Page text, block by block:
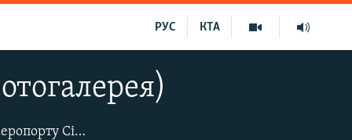
КТА
РУС
Село Укромне, площа Возз'єднання, 1 – це офіційна адреса нового терміналу аеропорту Сімферополя. Пізно ввечері тут уже не так спекотно, як у денний час. І не метушливо. Пасажири в очікуванні своїх рейсів проводять час пере фонтаном, що «танцює», в оточенні лавандового поля. Більшість же пасажирів обирає зали очікування, де теж скупченості серед тих, хто прилітає та відлітає, не спостерігається. Перших, як і завжди, «підстерігають» настирливі таксисти.